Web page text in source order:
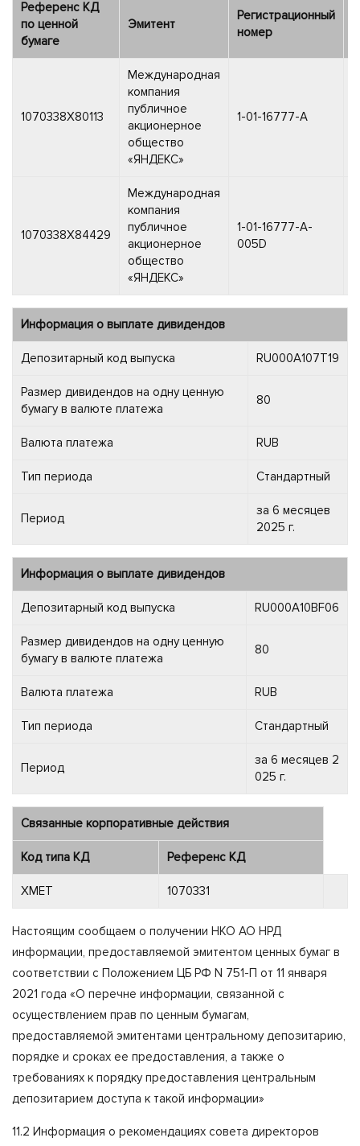
Референс КД
по ценной
бумаге
Эмитент
Регистрационный
номер
1070338X80113
Международная
компания
публичное
акционерное
общество
«ЯНДЕКС»
1-01-16777-A
1070338X84429
Международная
компания
публичное
акционерное
общество
«ЯНДЕКС»
1-01-16777-A-
005D
Информация о выплате дивидендов
Депозитарный код выпуска RU000A107T19
Размер дивидендов на одну ценную
бумагу в валюте платежа
80
Валюта платежа RUB
Тип периода Стандартный
Период
за 6 месяцев
2025 г.
Информация о выплате дивидендов
Депозитарный код выпуска RU000A10BF06
Размер дивидендов на одну ценную
бумагу в валюте платежа
80
Валюта платежа RUB
Тип периода Стандартный
Период
за 6 месяцев 2
025 г.
Связанные корпоративные действия
Код типа КД Референс КД
XMET 1070331
Настоящим сообщаем о получении НКО АО НРД
информации, предоставляемой эмитентом ценных бумаг в
соответствии с Положением ЦБ РФ N 751-П от 11 января
2021 года «О перечне информации, связанной с
осуществлением прав по ценным бумагам,
предоставляемой эмитентами центральному депозитарию,
порядке и сроках ее предоставления, а также о
требованиях к порядку предоставления центральным
депозитарием доступа к такой информации»
11.2 Информация о рекомендациях совета директоров